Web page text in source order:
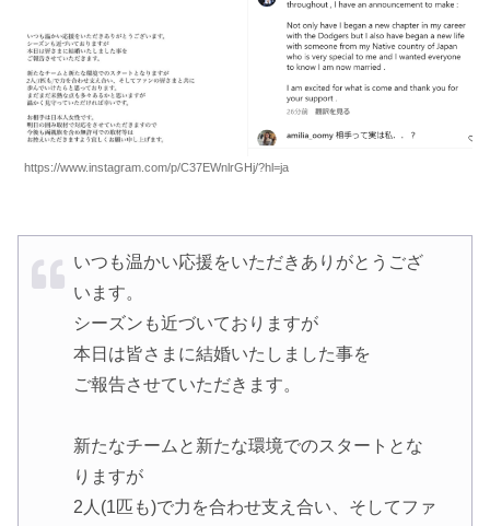
https://www.instagram.com/p/C37EWnlrGHj/?hl=ja
いつも温かい応援をいただきありがとうござ
います。
シーズンも近づいておりますが
本日は皆さまに結婚いたしました事を
ご報告させていただきます。
新たなチームと新たな環境でのスタートとな
りますが
2人(1匹も)で力を合わせ支え合い、そしてファ